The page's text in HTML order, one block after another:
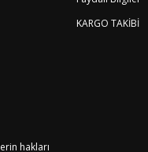
KARGO TAKİBİ
hakları